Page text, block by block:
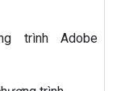
trình Adobe